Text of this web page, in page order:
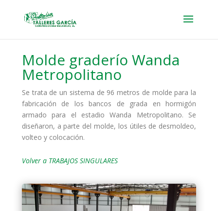
Molde graderío Wanda
Metropolitano
Se trata de un sistema de 96 metros de molde para la
fabricación de los bancos de grada en hormigón
armado para el estadio Wanda Metropolitano. Se
diseñaron, a parte del molde, los útiles de desmoldeo,
volteo y colocación.
Volver a TRABAJOS SINGULARES